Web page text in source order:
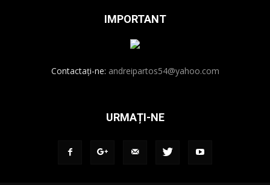
IMPORTANT
Contactați-ne: andreipartos54@yahoo.com
URMAȚI-NE